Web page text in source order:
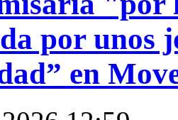
por unos
en